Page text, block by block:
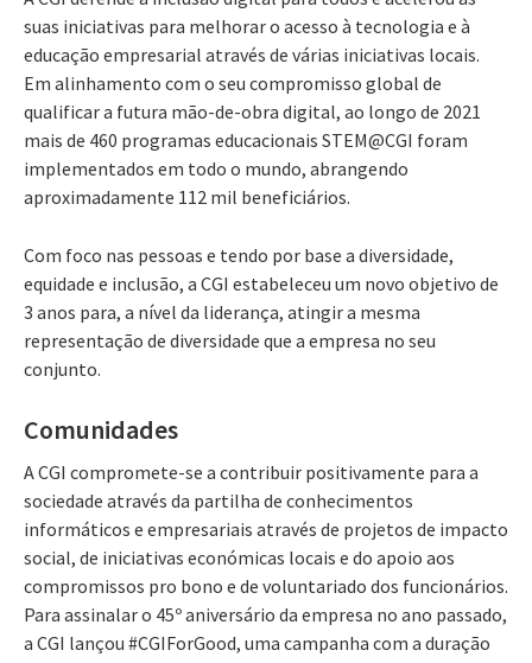
suas iniciativas para melhorar o acesso à tecnologia e à
educação empresarial através de várias iniciativas locais.
Em alinhamento com o seu compromisso global de
qualificar a futura mão-de-obra digital, ao longo de 2021
mais de 460 programas educacionais STEM@CGI foram
implementados em todo o mundo, abrangendo
aproximadamente 112 mil beneficiários.
Com foco nas pessoas e tendo por base a diversidade,
equidade e inclusão, a CGI estabeleceu um novo objetivo de
3 anos para, a nível da liderança, atingir a mesma
representação de diversidade que a empresa no seu
conjunto.
Comunidades
A CGI compromete-se a contribuir positivamente para a
sociedade através da partilha de conhecimentos
informáticos e empresariais através de projetos de impacto
social, de iniciativas económicas locais e do apoio aos
compromissos pro bono e de voluntariado dos funcionários.
Para assinalar o 45º aniversário da empresa no ano passado,
a CGI lançou #CGIForGood, uma campanha com a duração